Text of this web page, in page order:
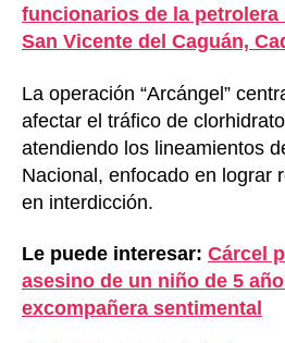
funcionarios de la petrolera
San Vicente del Caguán,
La operación “Arcángel”
afectar el tráfico de
atendiendo los lineamientos
Nacional, enfocado en lograr
en interdicción.
Le puede interesar: Cárcel
asesino de un niño de 5
excompañera sentimental